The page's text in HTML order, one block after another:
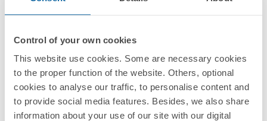
Control of your own cookies
This website use cookies. Some are necessary cookies
to the proper function of the website. Others, optional
cookies to analyse our traffic, to personalise content and
to provide social media features. Besides, we also share
information about your use of our site with our digital
250В~ + 1 з/у 2хUSB + суппорт Simon 100
Черный